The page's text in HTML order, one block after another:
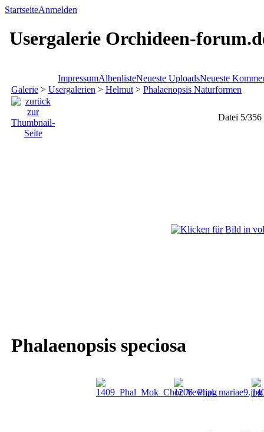
StartseiteAnmelden
Usergalerie Orchideen-
ImpressumAlbenlisteNeueste UploadsNeueste
Galerie > Usergalerien > Helmut > Phalaenopsis Naturformen
Datei 5/356
Phalaenopsis speciosa